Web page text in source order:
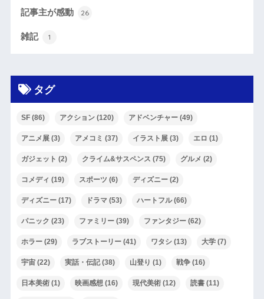
記事主が感動 26
雑記 1
タグ
SF(86) アクション(120) アドベンチャー(49)
アニメ展(3) アメコミ (37) イラスト展(3) エロ (1)
ガジェット (2) クライム&サスペンス (75) グルメ (2)
コメディ (19) スポーツ (6) ディズニー(2)
ディズニー(17) ドラマ(53) ハートフル(66)
パニック (23) ファミリー(39) ファンタジー(62)
ホラー(29) ラブストーリー(41) ワタシ(13) 大学(7)
宇宙(22) 実話・伝記(38) 山登り (1) 戦争(16)
日本美術(1) 映画感想(16) 現代美術(12) 読書(11)